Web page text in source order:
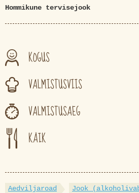
Hommikune tervisejook
KOGUS
VALMISTUSVIIS
VALMISTUSAEG
KÄIK
Aedviljaroad Jook